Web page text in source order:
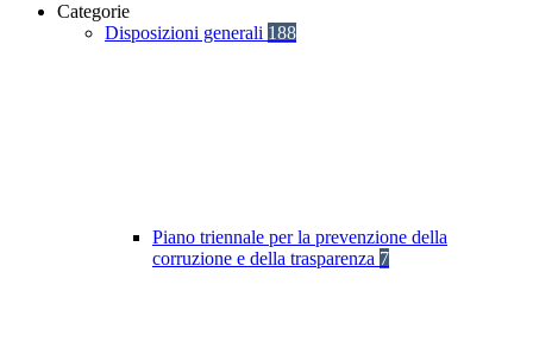
Categorie
Disposizioni generali 188
Piano triennale per la prevenzione della
corruzione e della trasparenza 7